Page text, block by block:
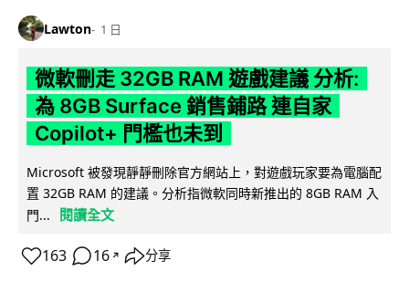
Lawton 1 日
微軟刪走 32GB RAM 遊戲建議 分析:
為 8GB Surface 銷售鋪路 連自家
Copilot+ 門檻也未到
Microsoft 被發現靜靜刪除官方網站上，對遊戲玩家要為電腦配
置 32GB RAM 的建議。分析指微軟同時新推出的 8GB RAM 入
門...
閱讀全文
163 16 ↗ 分享